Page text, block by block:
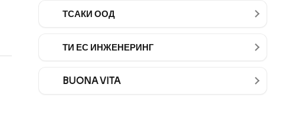
ТСАКИ ООД
ТИ ЕС ИНЖЕНЕРИНГ
BUONA VITA